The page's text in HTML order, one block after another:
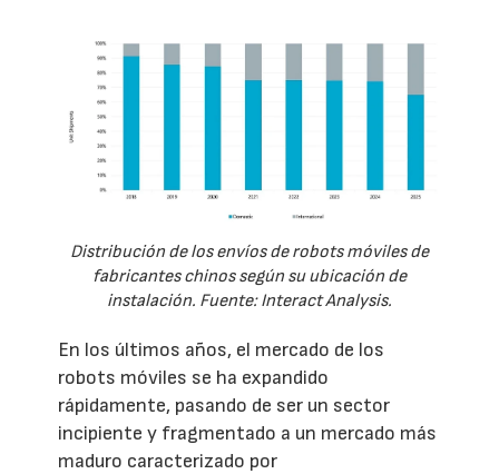
Distribución de los envíos de robots móviles de
fabricantes chinos según su ubicación de
instalación. Fuente: Interact Analysis.
En los últimos años, el mercado de los
robots móviles se ha expandido
rápidamente, pasando de ser un sector
incipiente y fragmentado a un mercado más
maduro caracterizado por